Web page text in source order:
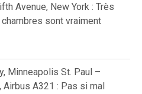
Avenue, New York : Très
sont vraiment
Minneapolis St. Paul –
Airbus A321 : Pas si mal